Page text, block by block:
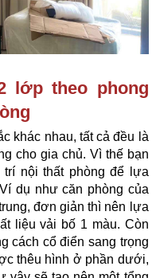
lớp theo phong
khác nhau, tất cả đều là
cho gia chủ. Vì thế bạn
trí nội thất phòng để lựa
dụ như căn phòng của
đơn giản thì nên lựa
liệu vải bố 1 màu. Còn
cách cổ điển sang trọng
thêu hình ở phần dưới,